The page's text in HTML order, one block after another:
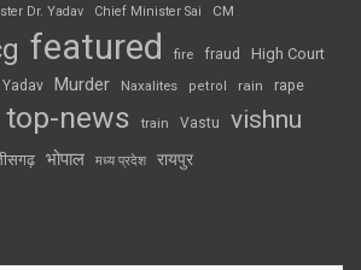
Dr. Yadav Chief Minister Sai CM
featured fire fraud High Court
Murder Naxalites petrol rain rape
top-news train Vastu vishnu
भोपाल मध्य प्रदेश रायपुर